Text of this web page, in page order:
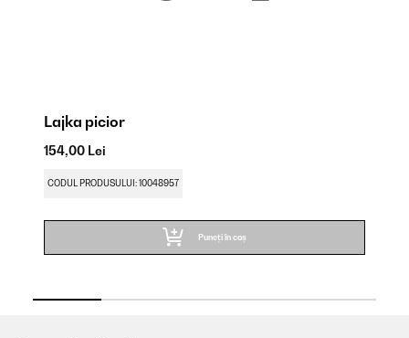
Lajka picior
154,00 Lei
CODUL PRODUSULUI: 10048957
Puneți în coș